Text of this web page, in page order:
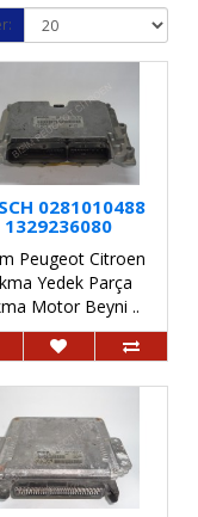
0281010488
1329236080
Peugeot Citroen
Yedek Parça
Motor Beyni ..